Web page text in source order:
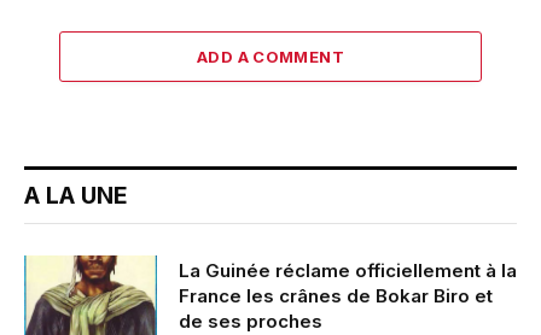
ADD A COMMENT
A LA UNE
La Guinée réclame officiellement à la
France les crânes de Bokar Biro et
de ses proches